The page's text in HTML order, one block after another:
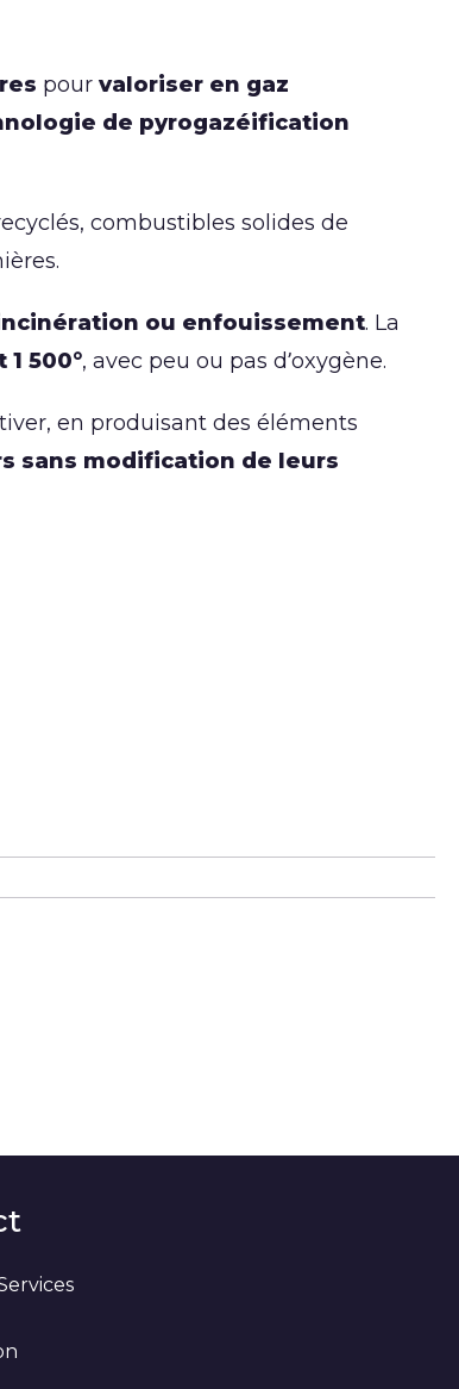
pour valoriser en gaz
de pyrogazéification
combustibles solides de
ou enfouissement. La
1 500°, avec peu ou pas d’oxygène.
en produisant des éléments
sans modification de leurs